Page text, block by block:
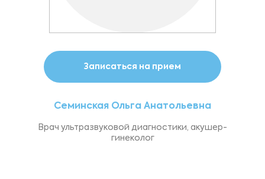
Записаться на прием
Семинская Ольга Анатольевна
Врач ультразвуковой диагностики, акушер-
гинеколог